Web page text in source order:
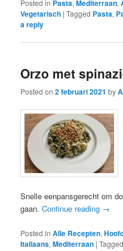
Posted in Pasta,Mediterraan,
Vegetarisch |Tagged Pasta,
a reply
Orzo met
Posted on2 februari 2021 by
Snelle eenpansgerecht om
gaan.Continue reading →
Posted in Alle Recepten,
Italiaans,Mediterraan |Tagged